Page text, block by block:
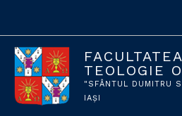
TEOLOGIE
"SFÂNTUL DUMITRU
IAȘI